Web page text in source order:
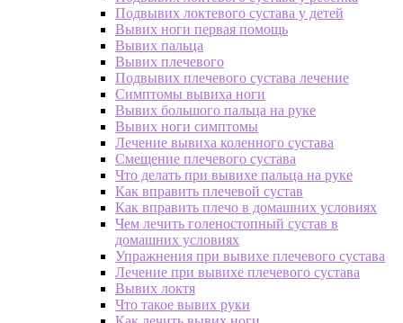
Подвывих локтевого сустава у детей
Вывих ноги первая помощь
Вывих пальца
Вывих плечевого
Подвывих плечевого сустава лечение
Симптомы вывиха ноги
Вывих большого пальца на руке
Вывих ноги симптомы
Лечение вывиха коленного сустава
Смещение плечевого сустава
Что делать при вывихе пальца на руке
Как вправить плечевой сустав
Как вправить плечо в домашних условиях
Чем лечить голеностопный сустав в
домашних условиях
Упражнения при вывихе плечевого сустава
Лечение при вывихе плечевого сустава
Вывих локтя
Что такое вывих руки